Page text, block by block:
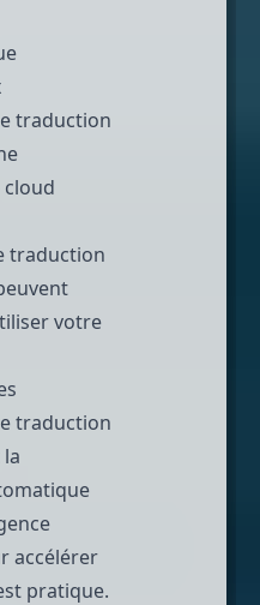
traduction
traduction
votre
traduction
accélérer
pratique.